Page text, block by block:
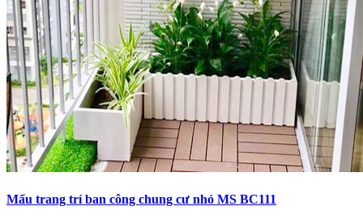
Mẩu trang trí ban công chung cư nhỏ MS BC111